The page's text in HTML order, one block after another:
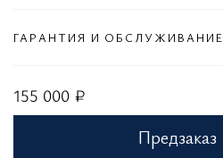
155 000 ₽
Предзаказ
ГАРАНТИЯ И ОБСЛУЖИВАНИЕ